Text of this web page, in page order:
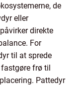
de
eller
direkte
For
til at sprede
frø til
Pattedyr